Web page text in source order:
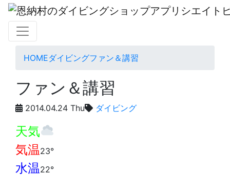
HOMEダイビングファン＆講習
ファン＆講習
2014.04.24 Thu ダイビング
天気
気温23°
水温22°